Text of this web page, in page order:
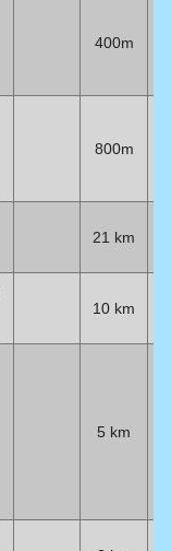
400m
800m
21 km
10 km
5 km